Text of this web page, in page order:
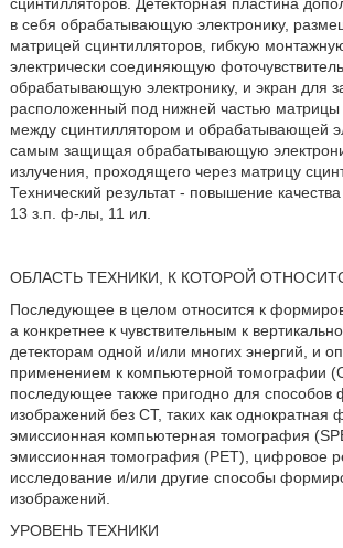
в себя обрабатывающую электронику,
матрицей сцинтилляторов, гибкую
электрически соединяющую
обрабатывающую электронику, и экран для
расположенный под нижней частью матрицы
между сцинтиллятором и обрабатывающей
самым защищая обрабатывающую
излучения, проходящего через матрицу
Технический результат - повышение
13 з.п. ф-лы, 11 ил.
ОБЛАСТЬ ТЕХНИКИ, К КОТОРОЙ
Последующее в целом относится к
а конкретнее к чувствительным к
детекторам одной и/или многих энергий, и
применением к компьютерной томографии
последующее также пригодно для способов
изображений без CT, таких как однократная
эмиссионная компьютерная томография
эмиссионная томография (PET), цифровое
исследование и/или другие способы
изображений.
УРОВЕНЬ ТЕХНИКИ